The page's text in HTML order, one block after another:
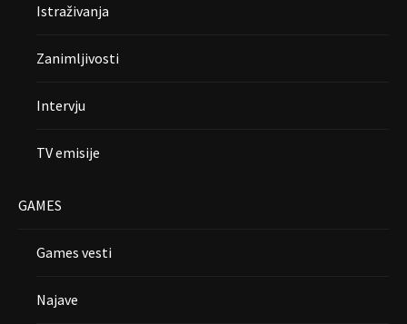
Istraživanja
Zanimljivosti
Intervju
TV emisije
GAMES
Games vesti
Najave